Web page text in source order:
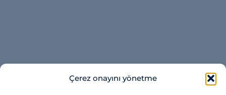
Çerez onayını yönetme